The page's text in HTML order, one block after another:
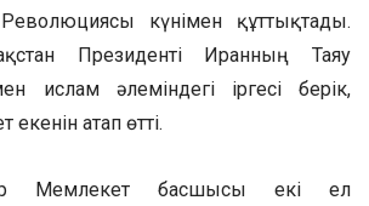
күнімен құттықтады.
Президенті Иранның Таяу
ислам әлеміндегі іргесі берік,
атап өтті.
Мемлекет басшысы екі ел